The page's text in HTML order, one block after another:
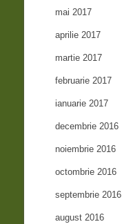
mai 2017
aprilie 2017
martie 2017
februarie 2017
ianuarie 2017
decembrie 2016
noiembrie 2016
octombrie 2016
septembrie 2016
august 2016